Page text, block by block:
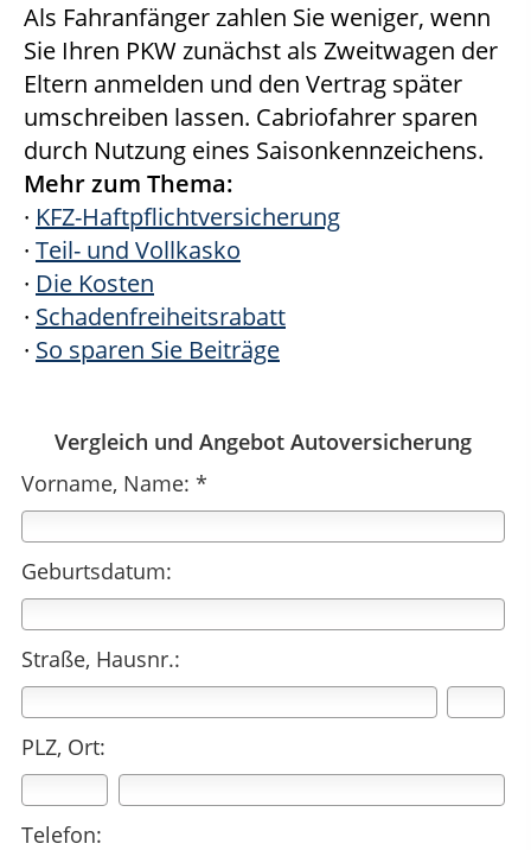
Als Fahranfänger zahlen Sie weniger, wenn
Sie Ihren PKW zunächst als Zweitwagen der
Eltern anmelden und den Vertrag später
umschreiben lassen. Cabriofahrer sparen
durch Nutzung eines Saisonkennzeichens.
Mehr zum Thema:
· KFZ-Haftpflichtversicherung
· Teil- und Vollkasko
· Die Kosten
· Schadenfreiheitsrabatt
· So sparen Sie Beiträge
Vergleich und Angebot Autoversicherung
Vorname, Name: *
Geburtsdatum:
Straße, Hausnr.:
PLZ, Ort:
Telefon: